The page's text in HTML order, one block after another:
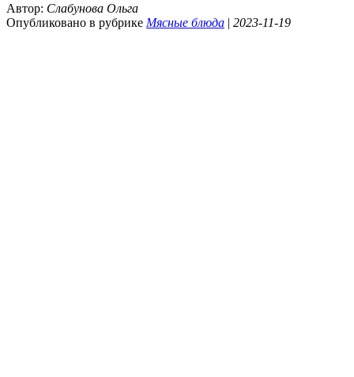
Автор: Слабунова Ольга
Опубликовано в рубрике Мясные блюда | 2023-11-19